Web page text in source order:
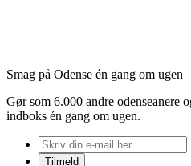
Smag på Odense én gang om ugen
Gør som 6.000 andre odenseanere
indboks én gang om ugen.